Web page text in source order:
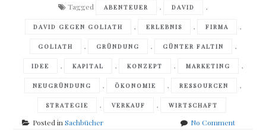
Tagged ABENTEUER , DAVID ,
DAVID GEGEN GOLIATH , ERLEBNIS , FIRMA ,
GOLIATH , GRÜNDUNG , GÜNTER FALTIN ,
IDEE , KAPITAL , KONZEPT , MARKETING ,
NEUGRÜNDUNG , ÖKONOMIE , RESSOURCEN ,
STRATEGIE , VERKAUF , WIRTSCHAFT
Posted inSachbücher No Commenton